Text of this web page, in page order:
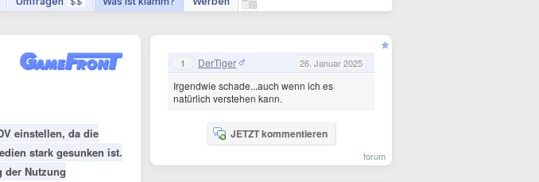
einstellen, da die
stark gesunken ist.
der Nutzung
1 DerTiger 26. Januar 2025
Irgendwie schade...auch wenn ich es
natürlich verstehen kann.
JETZT kommentieren
forum